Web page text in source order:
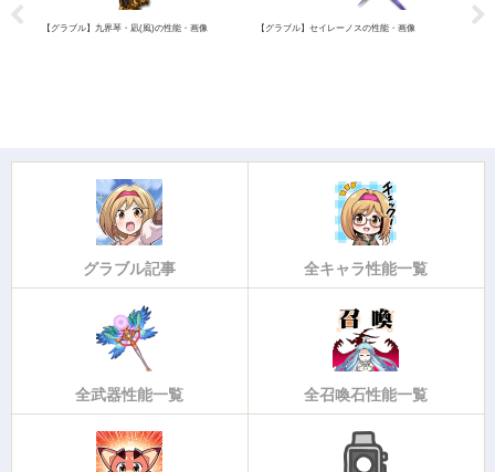
【グラブル】九界琴・凪(風)の性能・画像 【グラブル】セイレーノスの性能・画像
グラブル記事 全キャラ性能一覧
全武器性能一覧 全召喚石性能一覧